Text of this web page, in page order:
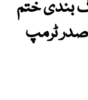
بندی ختم
صدر ٹرمپ